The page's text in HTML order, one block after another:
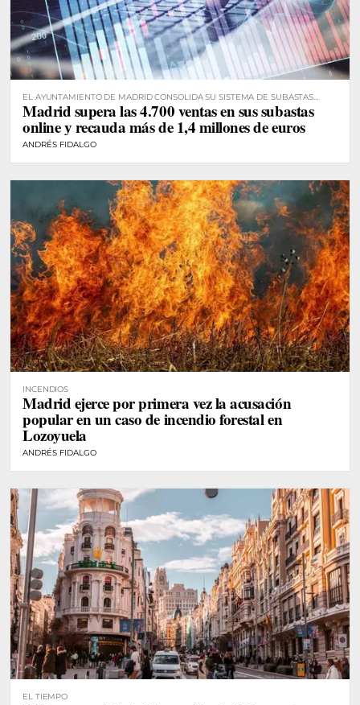
EL AYUNTAMIENTO DE MADRID CONSOLIDA SU SISTEMA DE SUBASTAS
DIGITALES
Madrid supera las 4.700 ventas en sus subastas
online y recauda más de 1,4 millones de euros
ANDRÉS FIDALGO
INCENDIOS
Madrid ejerce por primera vez la acusación
popular en un caso de incendio forestal en
Lozoyuela
ANDRÉS FIDALGO
EL TIEMPO